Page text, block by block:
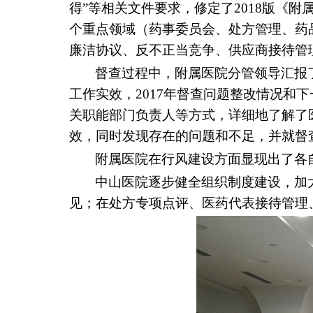
得”等相关文件要求，修定了2018版《附
个重点领域（药事委员会、处方管理、
廉洁协议、反不正当竞争、供应商接待
督查过程中，附属医院分管领导汇报
工作实效， 2017年督查问题整改情况和
关职能部门负责人等方式，详细地了解
效，同时发现存在的问题和不足，并就
附属医院在行风建设方面显现出了
中山医院逐步健全组织制度建设，
见；在处方专项点评、医药代表接待管